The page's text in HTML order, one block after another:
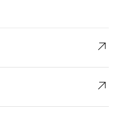
↗︎
↗︎